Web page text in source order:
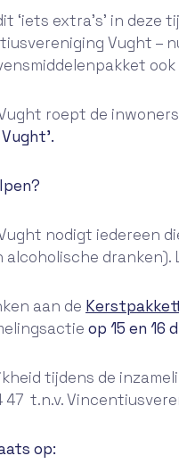
‘iets extra’s’ in deze
Vught –
roept de
nodigt iedereen
alcoholische
aan de
op 15 en 16
tijdens de
47 t.n.v.
op: